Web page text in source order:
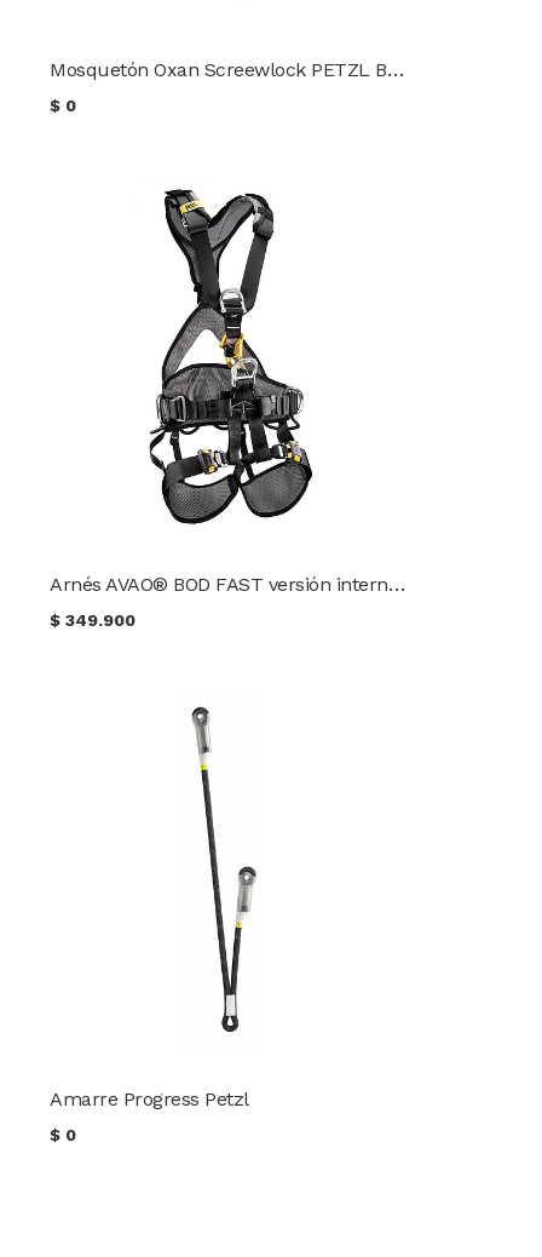
Mosquetón Oxan Screewlock PETZL Black
$ 0
Arnés AVAO® BOD FAST versión internacional PETZL
$349.900
Amarre Progress Petzl
$ 0